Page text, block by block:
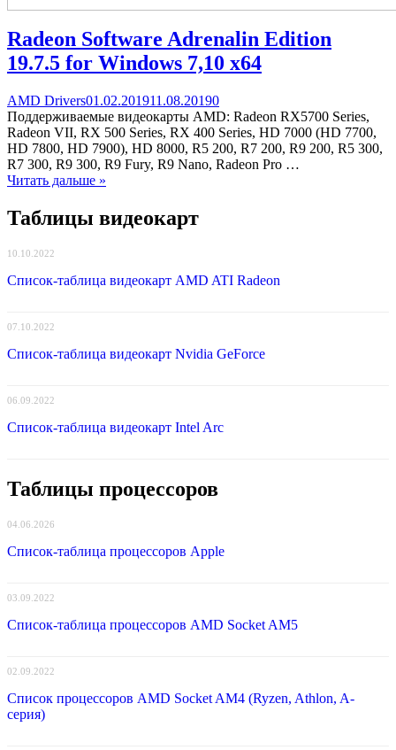
Radeon Software Adrenalin Edition
19.7.5 for Windows 7,10 x64
Categories
AMD DriversPosted
on
01.02.201911.08.20190comments
on
Radeon
Software
Adrenalin
Поддерживаемые видеокарты AMD: Radeon RX5700 Series,
Radeon VII, RX 500 Series, RX 400 Series, HD 7000 (HD 7700,
HD 7800, HD 7900), HD 8000, R5 200, R7 200, R9 200, R5 300,
R7 300, R9 300, R9 Fury, R9 Nano, Radeon Pro …
Читать дальше »
Таблицы видеокарт
10.10.2022
Список-таблица видеокарт AMD ATI Radeon
07.10.2022
Список-таблица видеокарт Nvidia GeForce
06.09.2022
Список-таблица видеокарт Intel Arc
Таблицы процессоров
04.06.2026
Список-таблица процессоров Apple
03.09.2022
Список-таблица процессоров AMD Socket AM5
02.09.2022
Список процессоров AMD Socket AM4 (Ryzen, Athlon, A-
серия)